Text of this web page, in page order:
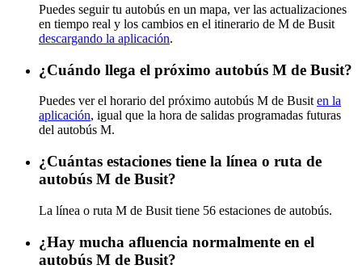
Puedes seguir tu autobús en un mapa, ver las actualizaciones
en tiempo real y los cambios en el itinerario de M de Busit
descargando la aplicación.
¿Cuándo llega el próximo autobús M de Busit?
Puedes ver el horario del próximo autobús M de Busit en la
aplicación, igual que la hora de salidas programadas futuras
del autobús M.
¿Cuántas estaciones tiene la línea o ruta de
autobús M de Busit?
La línea o ruta M de Busit tiene 56 estaciones de autobús.
¿Hay mucha afluencia normalmente en el
autobús M de Busit?